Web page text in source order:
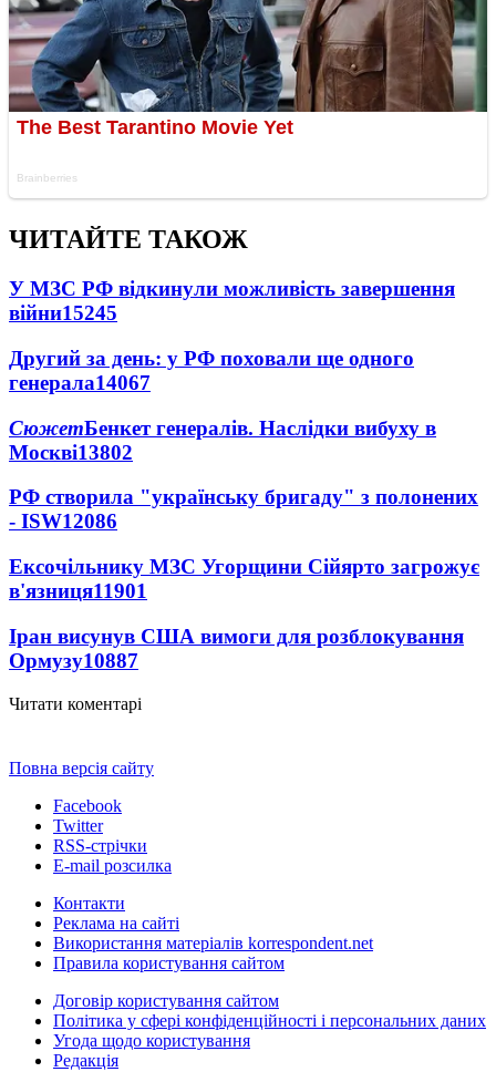
ЧИТАЙТЕ ТАКОЖ
У МЗС РФ відкинули можливість завершення
війни15245
Другий за день: у РФ поховали ще одного
генерала14067
СюжетБенкет генералів. Наслідки вибуху в
Москві13802
РФ створила "українську бригаду" з полонених
- ISW12086
Ексочільнику МЗС Угорщини Сійярто загрожує
в'язниця11901
Іран висунув США вимоги для розблокування
Ормузу10887
Читати коментарі
Повна версія сайту
Facebook
Twitter
RSS-стрічки
E-mail розсилка
Контакти
Реклама на сайті
Використання матеріалів korrespondent.net
Правила користування сайтом
Договір користування сайтом
Політика у сфері конфіденційності і персональних даних
Угода щодо користування
Редакція